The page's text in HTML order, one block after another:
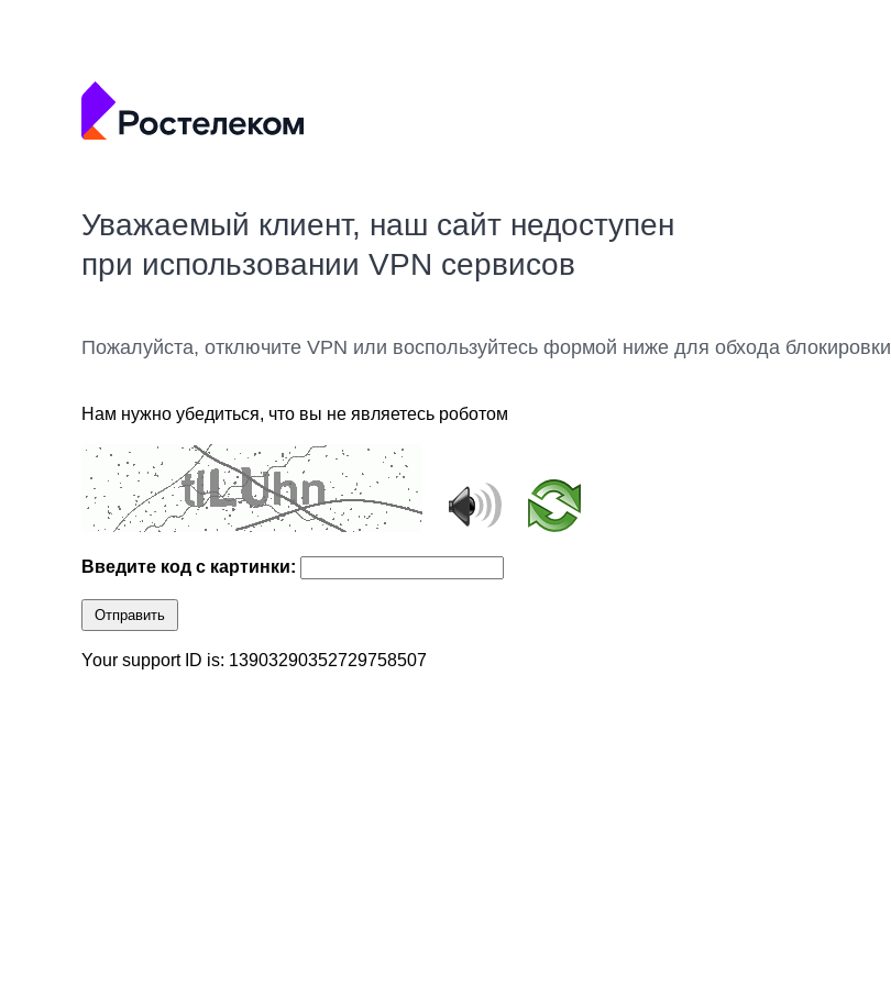
Уважаемый клиент, наш сайт недоступен
при использовании VPN сервисов
Пожалуйста, отключите VPN или воспользуйтесь формой ниже для обхода блокировки
Нам нужно убедиться, что вы не являетесь роботом
Введите код с картинки:
Отправить
Your support ID is: 13903290352729758507